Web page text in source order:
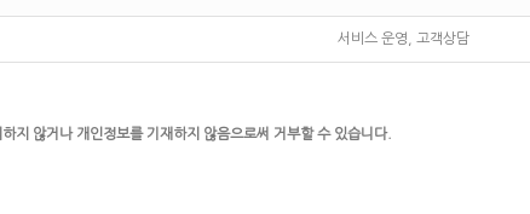
서비스 운영, 고객상담
지 않거나 개인정보를 기재하지 않음으로써 거부할 수 있습니다.